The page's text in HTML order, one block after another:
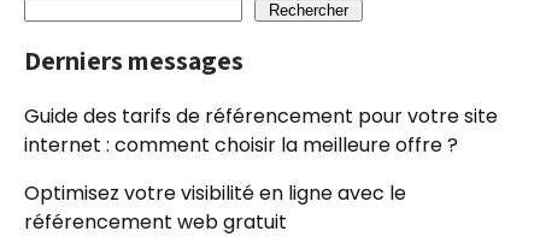
Rechercher
Derniers messages
Guide des tarifs de référencement pour votre site
internet : comment choisir la meilleure offre ?
Optimisez votre visibilité en ligne avec le
référencement web gratuit